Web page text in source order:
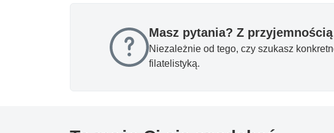
Masz pytania? Z
Niezależnie od tego, czy szukasz
filatelistyką.